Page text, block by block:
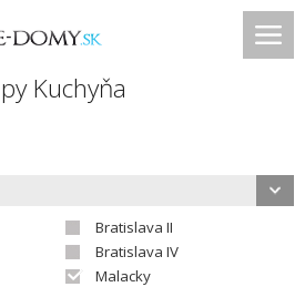
Kuchyňa
Bratislava II
Bratislava IV
Malacky